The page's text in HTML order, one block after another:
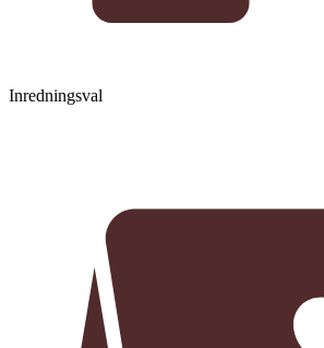
Inredningsval